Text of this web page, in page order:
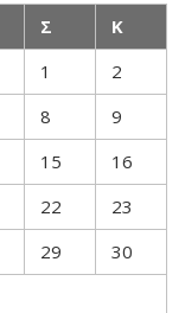
Σ
Κ
1
2
8
9
15
16
22
23
29
30